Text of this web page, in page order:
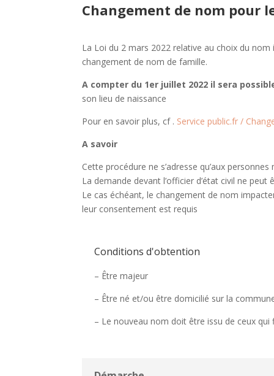
Changement de nom pour
La Loi du 2 mars 2022 relative au choix du
changement de nom de famille.
A compter du 1er juillet 2022 il sera
son lieu de naissance
Pour en savoir plus, cf . Service public.fr /
A savoir
Cette procédure ne s’adresse qu’aux personnes
La demande devant l’officier d’état civil ne peut
Le cas échéant, le changement de nom
leur consentement est requis
Conditions d'obtention
– Être majeur
– Être né et/ou être domicilié sur la
– Le nouveau nom doit être issu de ceux